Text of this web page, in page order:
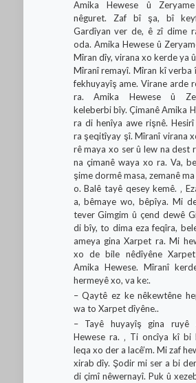
Amika Hewese û
nêguret. Zaf bî şa, bî
Gardîyan ver de, ê zî dime
oda. Amika Hewese û
Mîran dîy, virana xo kerde ya
Mîranî remayî. Mîran kî verba
fekhuyayîş ame. Virane arde
ra. Amika Hewese û
keleberbi bîy. Çimanê Amika
ra di henîya awe rişnê.
ra şeqitîyay şî. Mîranî virana
rê maya xo ser û lew na dest
na çimanê waya xo ra. Va,
şime dormê masa, zemanê ma
o. Balê tayê qesey kemê. ‚
a, bêmaye wo, bêpîya. Mi
tever Gimgim û çend dewê
di bîy, to dima eza feqîra,
ameya gina Xarpet ra. Mi
xo de bile nêdîyêne Xarpet
Amika Hewese. Mîranî
hermeyê xo, va ke:.
– Qaytê ez ke nêkewtêne
wa to Xarpet dîyêne..
– Tayê huyayîş gina ruyê
Hewese ra. ‚ Ti oncîya kî bi
leqa xo der a lacê’m. Mi zaf
xirab dîy. Şodir mi ser a bi
di çimî nêwernayî. Puk û